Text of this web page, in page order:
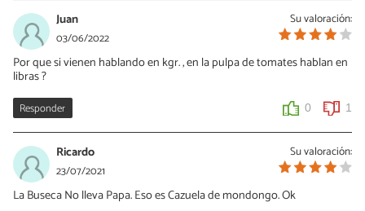
Su valoración:
Juan
03/06/2022
Por que si vienen hablando en kgr. , en la pulpa de tomates hablan en
libras ?
Responder 0 1
Su valoración:
Ricardo
23/07/2021
La Buseca No lleva Papa. Eso es Cazuela de mondongo. Ok